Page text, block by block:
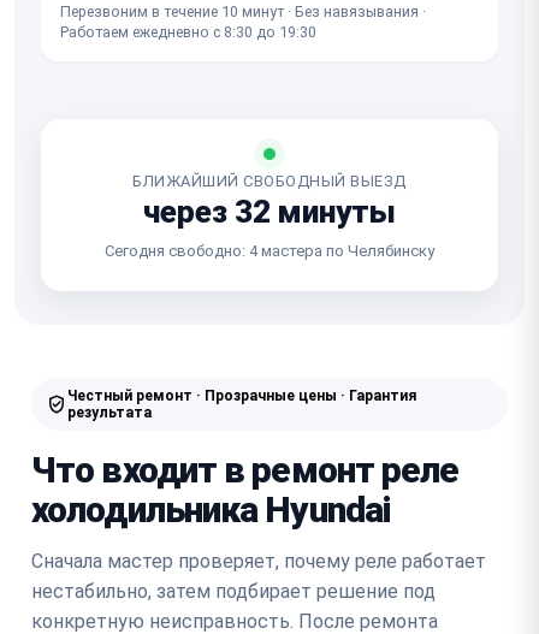
Перезвоним в течение 10 минут · Без навязывания ·
Работаем ежедневно с 8:30 до 19:30
БЛИЖАЙШИЙ СВОБОДНЫЙ ВЫЕЗД
через 32 минуты
Сегодня свободно: 4 мастера по Челябинску
Честный ремонт · Прозрачные цены · Гарантия
результата
Что входит в ремонт реле
холодильника Hyundai
Сначала мастер проверяет, почему реле работает
нестабильно, затем подбирает решение под
конкретную неисправность. После ремонта